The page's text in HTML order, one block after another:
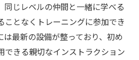
同じレベルの仲間と一緒に学べる
ことなくトレーニングに参加でき
は最新の設備が整っており、初め
できる親切なインストラクション